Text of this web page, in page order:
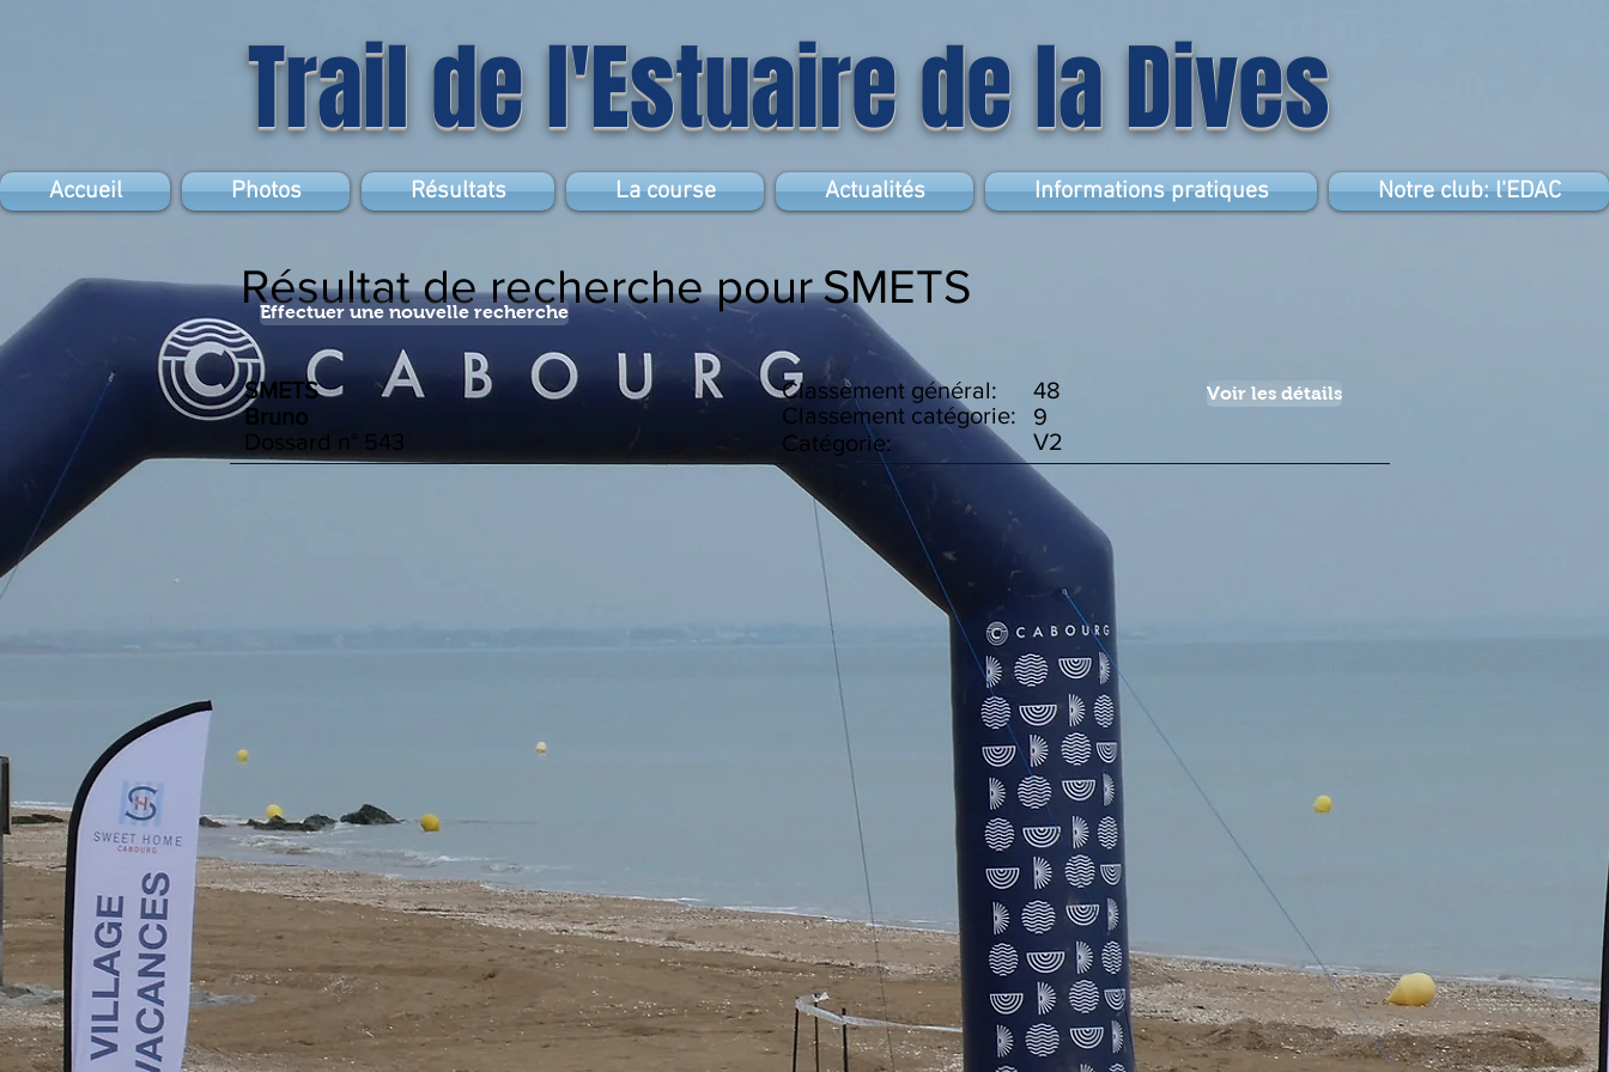
Trail de l'Estuaire de la Dives
Accueil Photos Résultats La course Actualités Informations pratiques Notre club: l'EDAC
Résultat de recherche pourSMETS
Effectuer une nouvelle recherche
SMETS
Dossard n°
Bruno
543
Catégorie:
Classement général:
48
Classement catégorie:
9
V2
Voir les détails